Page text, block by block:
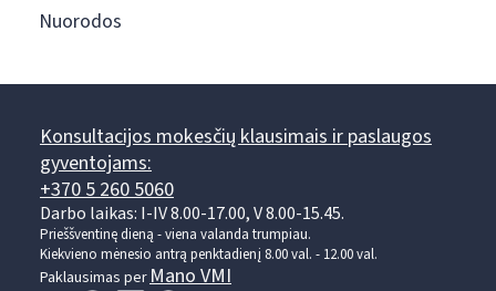
Nuorodos
Konsultacijos mokesčių klausimais ir paslaugos
gyventojams:
+370 5 260 5060
Darbo laikas: I-IV 8.00-17.00, V 8.00-15.45.
Prieššventinę dieną - viena valanda trumpiau.
Kiekvieno mėnesio antrą penktadienį 8.00 val. - 12.00 val.
Paklausimas perMano VMI